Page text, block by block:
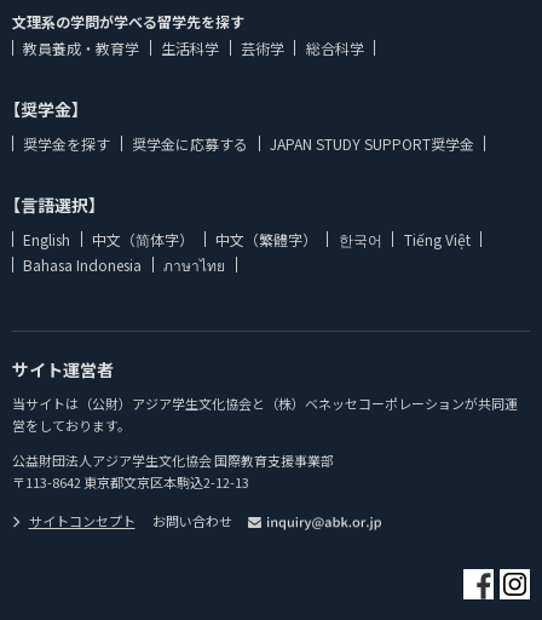
文理系の学問が学べる留学先を探す
教員養成・教育学
生活科学 芸術学 総合科学
【奨学金】
奨学金を探す 奨学金に応募する JAPAN STUDY SUPPORT奨学金
【言語選択】
English 中文（简体字） 中文（繁體字） 한국어
Tiếng Việt
Bahasa Indonesia
ภาษาไทย
サイト運営者
当サイトは（公財）アジア学生文化協会と（株）ベネッセコーポレーションが共同運
営をしております。
公益財団法人アジア学生文化協会 国際教育支援事業部
〒113-8642 東京都文京区本駒込2-12-13
サイトコンセプト
お問い合わせ